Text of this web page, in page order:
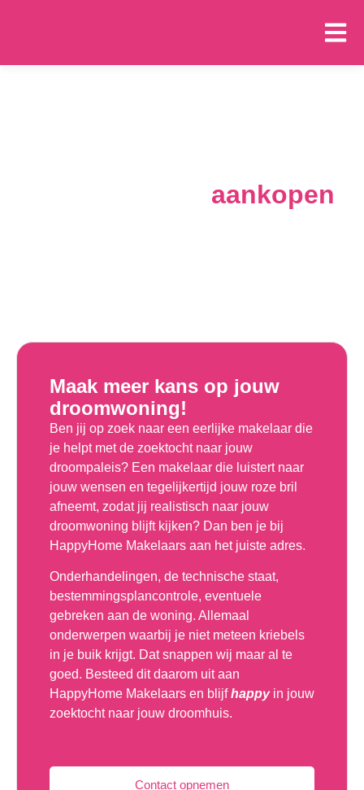
aankopen
Maak meer kans op jouw
droomwoning!
Ben jij op zoek naar een eerlijke makelaar die
je helpt met de zoektocht naar jouw
droompaleis? Een makelaar die luistert naar
jouw wensen en tegelijkertijd jouw roze bril
afneemt, zodat jij realistisch naar jouw
droomwoning blijft kijken? Dan ben je bij
HappyHome Makelaars aan het juiste adres.
Onderhandelingen, de technische staat,
bestemmingsplancontrole, eventuele
gebreken aan de woning. Allemaal
onderwerpen waarbij je niet meteen kriebels
in je buik krijgt. Dat snappen wij maar al te
goed. Besteed dit daarom uit aan
HappyHome Makelaars en blijfhappy in jouw
zoektocht naar jouw droomhuis.
Contact opnemen